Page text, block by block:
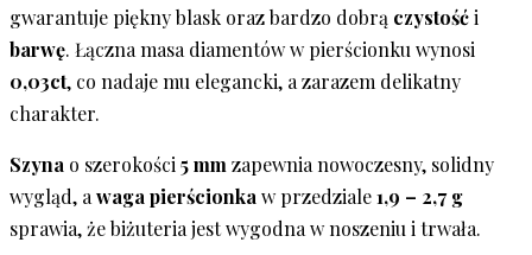
gwarantuje piękny blask oraz bardzo dobrą czystośći
barwę. Łączna masa diamentów w pierścionku wynosi
0,03ct, co nadaje mu elegancki, a zarazem delikatny
charakter.
Szyna o szerokości 5 mm zapewnia nowoczesny, solidny
wygląd, a waga pierścionka w przedziale1,9 – 2,7 g
sprawia, że biżuteria jest wygodna w noszeniu i trwała.